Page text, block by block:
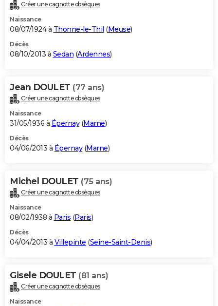
Créer une cagnotte obsèques
Naissance
08/07/1924 à Thonne-le-Thil (Meuse)
Décès
08/10/2013 à Sedan (Ardennes)
Jean DOULET (77 ans)
Créer une cagnotte obsèques
Naissance
31/05/1936 à Épernay(Marne)
Décès
04/06/2013 à Épernay(Marne)
Michel DOULET (75 ans)
Créer une cagnotte obsèques
Naissance
08/02/1938 à Paris (Paris)
Décès
04/04/2013 à Villepinte (Seine-Saint-Denis)
Gisele DOULET (81 ans)
Créer une cagnotte obsèques
Naissance